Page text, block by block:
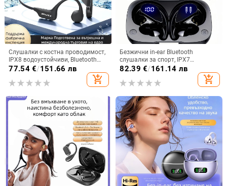
Слушалки с костна проводимост,
IPX8 водоустойчиви, Bluetooth
5.3, обхват до 10 m, време за
77.54€/151.66 лв
add_shopping_cart
Безжични in-ear Bluetooth
слушалки за спорт, IPX7
водоустойчиви, дълъг живот на
шумопотискане
82.39 €/161.14 лв
add_shopping_cart